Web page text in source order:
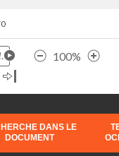
100%
DANS LE
DOCUMENT